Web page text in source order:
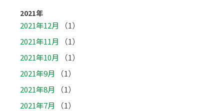
2021年
2021年12月
（1）
2021年11月
（1）
2021年10月
（1）
2021年9月
（1）
2021年8月
（1）
2021年7月
（1）